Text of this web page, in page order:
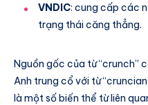
VNDIC: cung cấp các
trạng thái căng thẳng.
Nguồn gốc của từ “crunch”
Anh trung cổ với từ
là một số biến thể từ liên